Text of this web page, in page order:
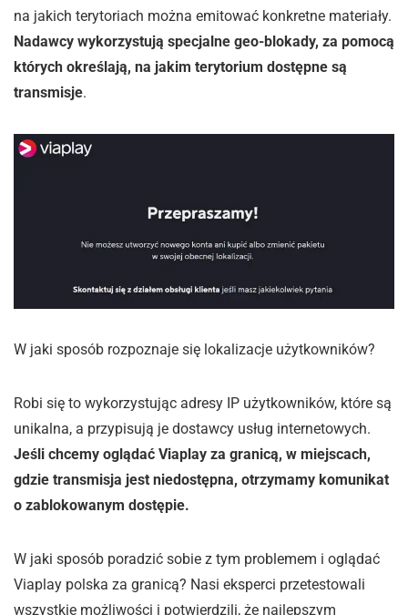
na jakich terytoriach można emitować konkretne materiały.
Nadawcy wykorzystują specjalne geo-blokady, za pomocą
których określają, na jakim terytorium dostępne są
transmisje.
W jaki sposób rozpoznaje się lokalizacje użytkowników?
Robi się to wykorzystując adresy IP użytkowników, które są
unikalna, a przypisują je dostawcy usług internetowych.
Jeśli chcemy oglądać Viaplay za granicą, w miejscach,
gdzie transmisja jest niedostępna, otrzymamy komunikat
o zablokowanym dostępie.
W jaki sposób poradzić sobie z tym problemem i oglądać
Viaplay polska za granicą? Nasi eksperci przetestowali
wszystkie możliwości i potwierdzili, że najlepszym